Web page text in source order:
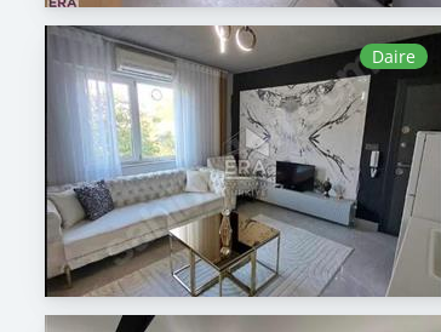
Daire